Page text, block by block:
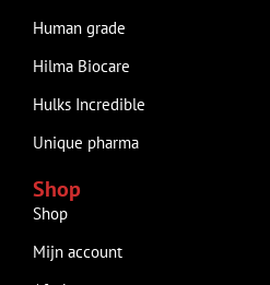
Human grade
Hilma Biocare
Hulks Incredible
Unique pharma
Shop
Shop
Mijn account